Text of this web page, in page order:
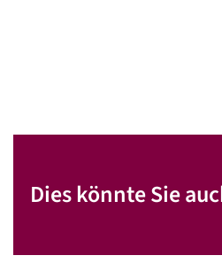
Dies könnte Sie